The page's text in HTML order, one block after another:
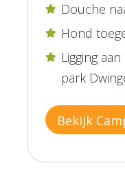
 Hond
 Douche

Ligging
park
Bekijk